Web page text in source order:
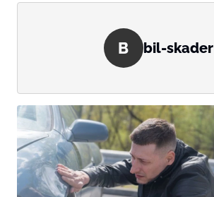
B bil-skader